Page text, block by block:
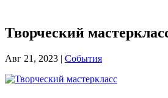
Творческий
Авг 21, 2023 | События